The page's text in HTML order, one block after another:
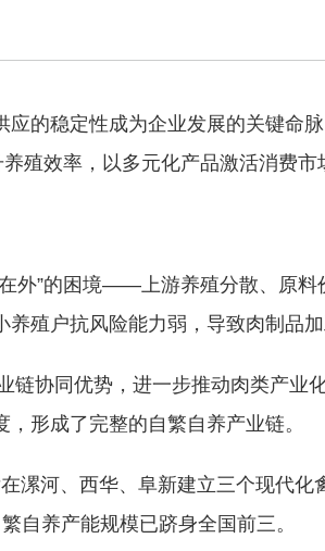
的稳定性成为企业发展的关键命
殖效率，以多元化产品激活消费
外”的困境——上游养殖分散、原
殖户抗风险能力弱，导致肉制品
链协同优势，进一步推动肉类产
形成了完整的自繁自养产业链。
漯河、西华、阜新建立三个现代
自养产能规模已跻身全国前三。